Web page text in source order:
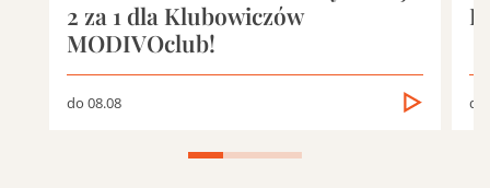
2 za 1 dla Klubowiczów
MODIVOclub!
do 08.08 do